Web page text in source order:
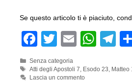
Se questo articolo ti è piaciuto,
F
a
c
T
wi
tt
E
ail
W
at
T
e
Categorie
Senza categoria
Tag
Atti degli Apostoli 7, Esodo 23, Matteo
Lascia un commento